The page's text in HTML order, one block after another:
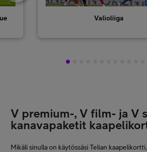
Valioliiga
1
V premium-, V film- ja V
kanavapaketit
Mikäli sinulla on käytössäsi Telian